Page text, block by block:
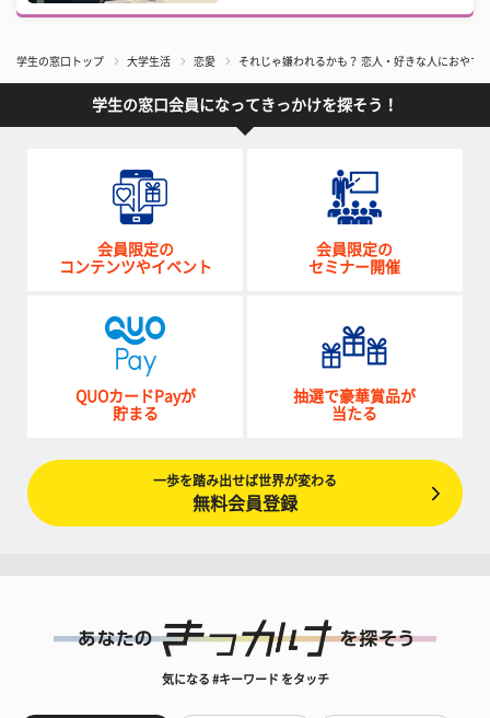
学生の窓口トップ 大学生活 恋愛 それじゃ嫌われるかも？ 恋人・好きな人におやす
学生の窓口会員になってきっかけを探そう！
会員限定の
コンテンツやイベント
会員限定の
セミナー開催
QUOカードPayが
貯まる
抽選で豪華賞品が
当たる
一歩を踏み出せば世界が変わる
無料会員登録
気になる #キーワード をタッチ